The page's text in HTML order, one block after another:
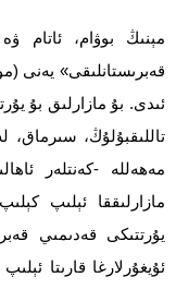
مېنىڭ بوۋام، ئاتام
قەبرىستانلىقى» يەنى
ئىدى. بۇ مازارلىق بۇ
مەھەللە -كەنتلەر
يۇرتتىكى قەدىمىي
ئۇيغۇرلارغا قارىتا